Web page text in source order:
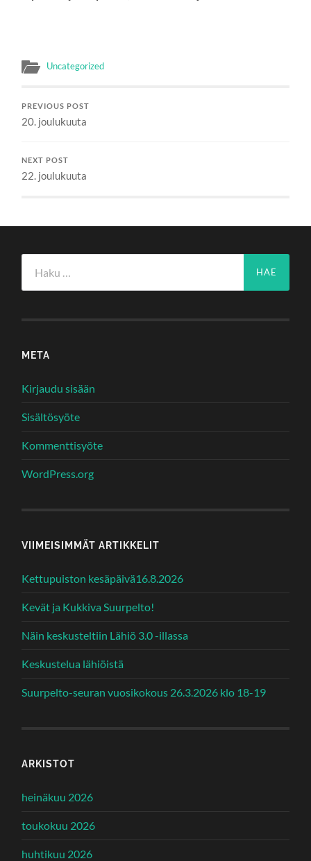
Uncategorized
PREVIOUS POST
20. joulukuuta
NEXT POST
22. joulukuuta
META
Kirjaudu sisään
Sisältösyöte
Kommenttisyöte
WordPress.org
VIIMEISIMMÄT ARTIKKELIT
Kettupuiston kesäpäivä16.8.2026
Kevät ja Kukkiva Suurpelto!
Näin keskusteltiin Lähiö 3.0 -illassa
Keskustelua lähiöistä
Suurpelto-seuran vuosikokous 26.3.2026 klo 18-19
ARKISTOT
heinäkuu 2026
toukokuu 2026
huhtikuu 2026